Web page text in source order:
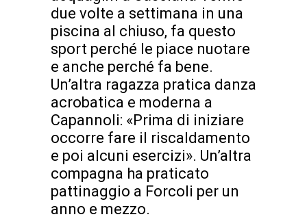
due volte a settimana in una
piscina al chiuso, fa questo
sport perché le piace nuotare
e anche perché fa bene.
Un’altra ragazza pratica danza
acrobatica e moderna a
Capannoli: «Prima di iniziare
occorre fare il riscaldamento
e poi alcuni esercizi». Un’altra
compagna ha praticato
pattinaggio a Forcoli per un
anno e mezzo.